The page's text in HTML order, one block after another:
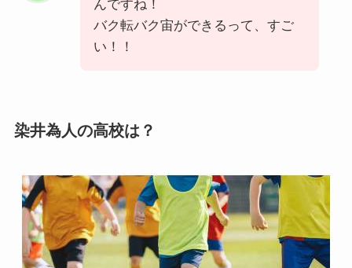
んですね！
バク転バク宙ができるって、すご
い！！
染井為人の高校は？